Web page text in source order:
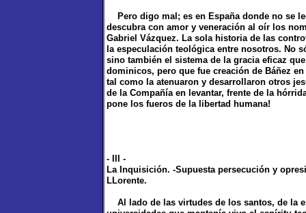
Pero digo mal; es en España donde no se
descubra con amor y veneración al oír los
Gabriel Vázquez. La sola historia de las
la especulación teológica entre nosotros. No
sino también el sistema de la gracia eficaz
dominicos, pero que fue creación de Báñez
tal como la atenuaron y desarrollaron otros
de la Compañía en levantar, frente de la
pone los fueros de la libertad humana!
- III -
La Inquisición. -Supuesta persecución y
LLorente.
Al lado de las virtudes de los santos, de la